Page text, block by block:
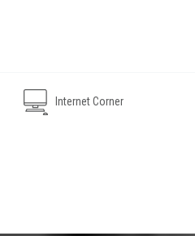
Internet Corner